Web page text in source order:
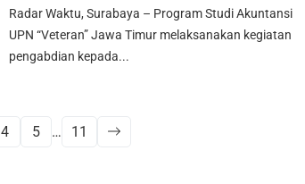
Radar Waktu, Surabaya – Program Studi Akuntansi
UPN “Veteran” Jawa Timur melaksanakan kegiatan
pengabdian kepada...
4 5 … 11